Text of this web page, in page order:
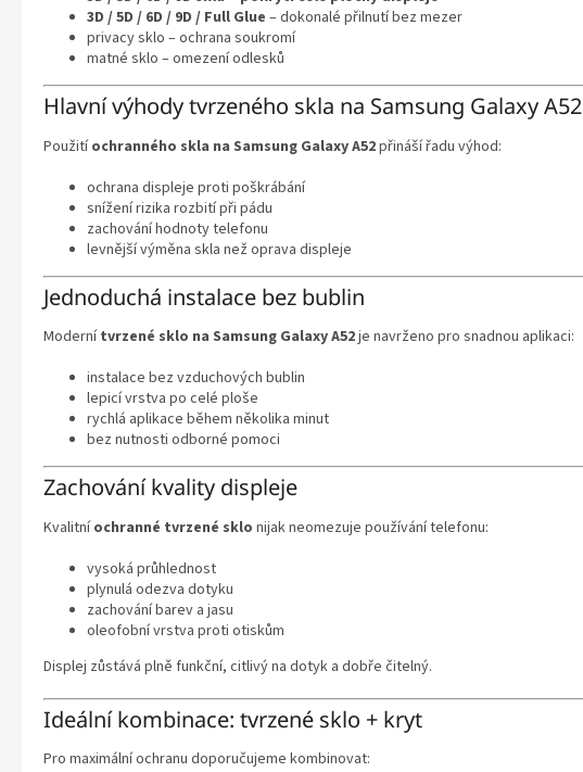
3D / 5D / 6D / 9D / Full Glue – dokonalé přilnutí bez mezer
privacy sklo – ochrana soukromí
matné sklo – omezení odlesků
Hlavní výhody tvrzeného skla na Samsung Galaxy A52
Použitíochranného skla na Samsung Galaxy A52přináší řadu výhod:
ochrana displeje proti poškrábání
snížení rizika rozbití při pádu
zachování hodnoty telefonu
levnější výměna skla než oprava displeje
Jednoduchá instalace bez bublin
Modernítvrzené sklo na Samsung Galaxy A52je navrženo pro snadnou aplikaci:
instalace bez vzduchových bublin
lepicí vrstva po celé ploše
rychlá aplikace během několika minut
bez nutnosti odborné pomoci
Zachování kvality displeje
Kvalitníochranné tvrzené sklo nijak neomezuje používání telefonu:
vysoká průhlednost
plynulá odezva dotyku
zachování barev a jasu
oleofobní vrstva proti otiskům
Displej zůstává plně funkční, citlivý na dotyk a dobře čitelný.
Ideální kombinace: tvrzené sklo + kryt
Pro maximální ochranu doporučujeme kombinovat: